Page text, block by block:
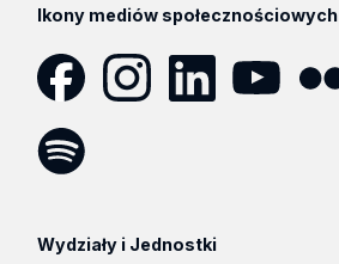
Ikony mediów społecznościowych
Wydziały i Jednostki